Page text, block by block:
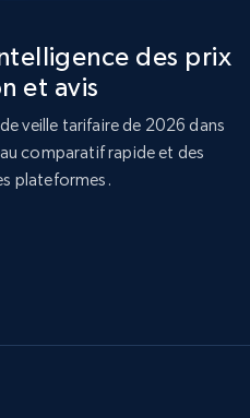
des prix
et avis
veille tarifaire de 2026 dans
comparatif rapide et des
plateformes.